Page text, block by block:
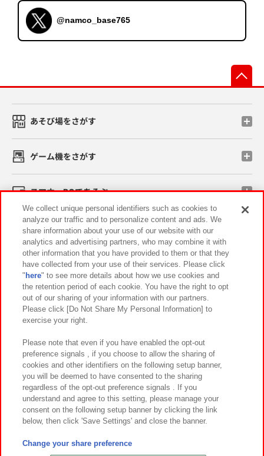
@namco_base765
あそび場をさがす
ゲーム機をさがす
スマホ・PCであそぶ
イベント・キャンペーン
関連会社 サステナビリティ サイトポリシー
プライバシーポリシー ウェブアクセシビリティ方針と検証結果
お取引先さまとともに
カスタマーハラスメント対応方針 よくあるご質問・お問い合わせ
©Bandai Namco Amusement Inc.
©Bandai Namco Amusement Lab Inc.
We collect unique personal identifiers such as cookies to
analyze our traffic and to personalize content and ads. We
share information about your use of our website with our
analytics and advertising partners, who may combine it with
other information that you have provided to them or that they
have collected from your use of their services. Please click
" here" to see more details about how we use cookies and
the retention period of each cookie. You have the right to opt
out of our sharing of your information with our partners.
Please click [Do Not Share My Personal Information] to
exercise your right.
Please note that even if you have enabled the opt-out
preference signals , if you choose to allow the sharing of
cookies and other identifiers on the following setup banner,
you will be deemed to have consented to the sharing
regardless of the opt-out preference signals . If you
understand and agree to this setting, please manage your
consent on the following setup banner by clicking the link
below, then click 'Save Settings' and close the banner.
Change your share preference